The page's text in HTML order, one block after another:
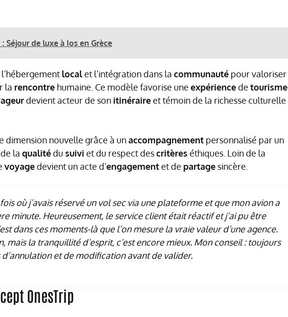
Séjour de luxe à Ios en Grèce
localet l’intégration dans la communauté pour valoriser
la rencontre humaine. Ce modèle favorise une expériencede tourisme
devient acteur de son itinéraireet témoin de la richesse culturelle
dimension nouvelle grâce à unaccompagnement personnalisé par un
la qualitédu suivi et du respect descritères éthiques. Loin de la
voyagedevient un acte d’engagementet de partage sincère.
fois où j’avais réservé un vol sec via une plateforme et que mon avion a
minute. Heureusement, le service client était réactif et j’ai pu être
dans ces moments-là que l’on mesure la vraie valeur d’une agence.
mais la tranquillité d’esprit, c’est encore mieux. Mon conseil : toujours
et de modification avant de valider.
OnesTrip